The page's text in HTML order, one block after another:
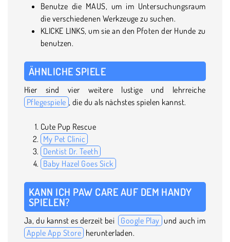
Benutze die MAUS, um im Untersuchungsraum
die verschiedenen Werkzeuge zu suchen.
KLICKE LINKS, um sie an den Pfoten der Hunde zu
benutzen.
ÄHNLICHE SPIELE
Hier sind vier weitere lustige und lehrreiche
Pflegespiele , die du als nächstes spielen kannst.
Cute Pup Rescue
My Pet Clinic
Dentist Dr. Teeth
Baby Hazel Goes Sick
KANN ICH PAW CARE AUF DEM HANDY
SPIELEN?
Ja, du kannst es derzeit bei Google Play und auch im
Apple App Store herunterladen.